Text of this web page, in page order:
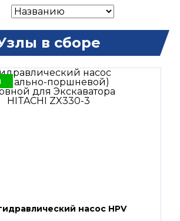
в сборе
насос HPV